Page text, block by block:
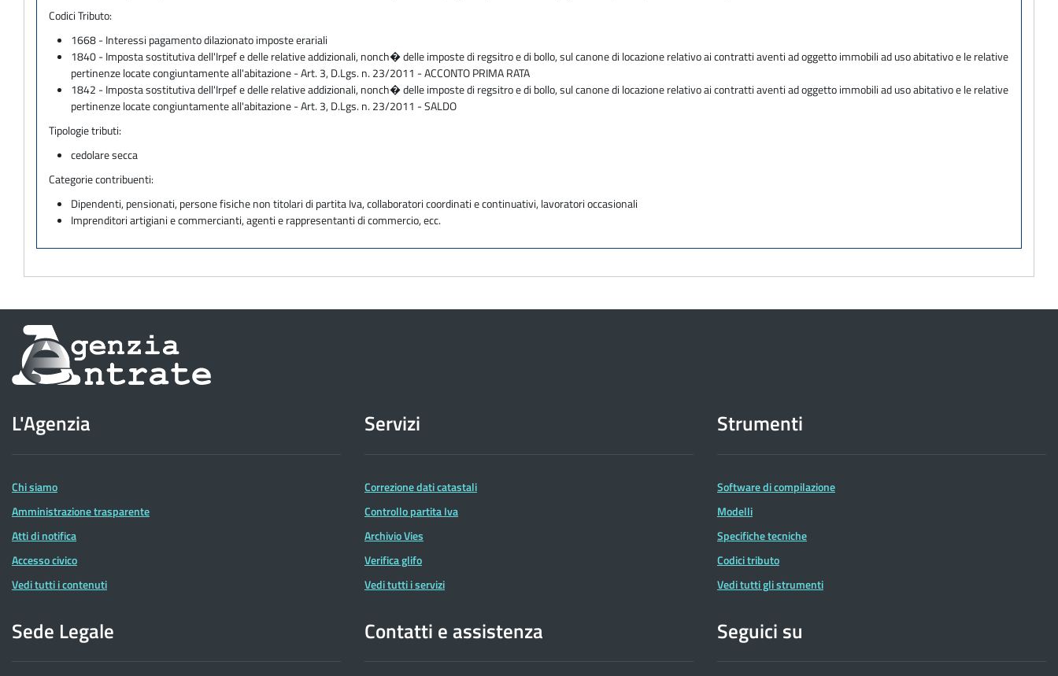
Codici Tributo:
1668 - Interessi pagamento dilazionato imposte erariali
1840 - Imposta sostitutiva dell'Irpef e delle relative addizionali, nonch� delle imposte di regsitro e di bollo, sul canone di locazione relativo ai contratti aventi ad oggetto immobili ad uso abitativo e le relative
pertinenze locate congiuntamente all'abitazione - Art. 3, D.Lgs. n. 23/2011 - ACCONTO PRIMA RATA
1842 - Imposta sostitutiva dell'Irpef e delle relative addizionali, nonch� delle imposte di regsitro e di bollo, sul canone di locazione relativo ai contratti aventi ad oggetto immobili ad uso abitativo e le relative
pertinenze locate congiuntamente all'abitazione - Art. 3, D.Lgs. n. 23/2011 - SALDO
Tipologie tributi:
cedolare secca
Categorie contribuenti:
Dipendenti, pensionati, persone fisiche non titolari di partita Iva, collaboratori coordinati e continuativi, lavoratori occasionali
Imprenditori artigiani e commercianti, agenti e rappresentanti di commercio, ecc.
Informazioni
sul
dell'Agenzia
delle
Entrate
L'Agenzia
Chi siamo
Amministrazione trasparente
Atti di notifica
Accesso civico
Vedi tutti i contenuti
Servizi
Correzione dati catastali
Controllo partita Iva
Archivio Vies
Verifica glifo
Vedi tutti i servizi
Strumenti
Software di compilazione
Modelli
Specifiche tecniche
Codici tributo
Vedi tutti gli strumenti
Sede Legale Contatti e assistenza Seguici su